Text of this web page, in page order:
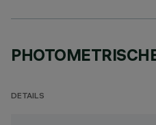
DETAILS